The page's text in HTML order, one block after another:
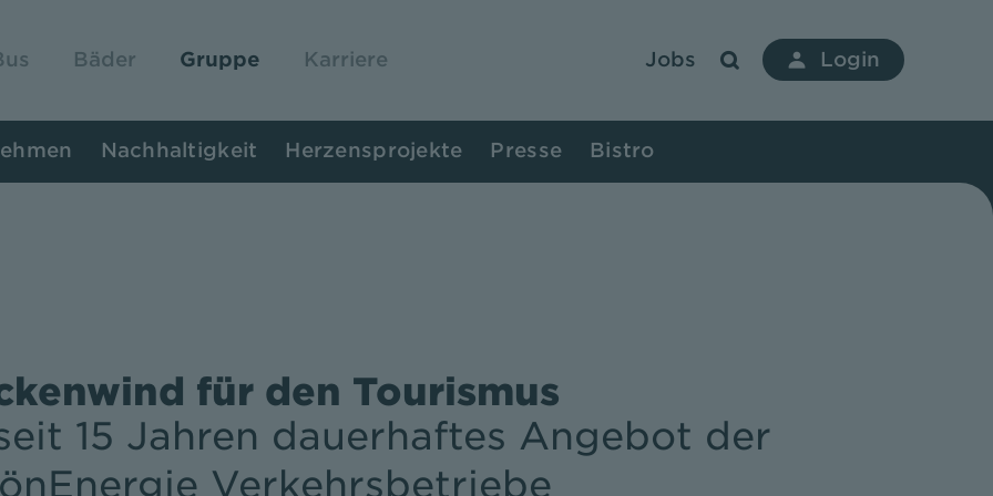
Bäder Gruppe Karriere Jobs Login
Nachhaltigkeit Herzensprojekte Presse Bistro
für den Tourismus
15 Jahren dauerhaftes Angebot der
Verkehrsbetriebe